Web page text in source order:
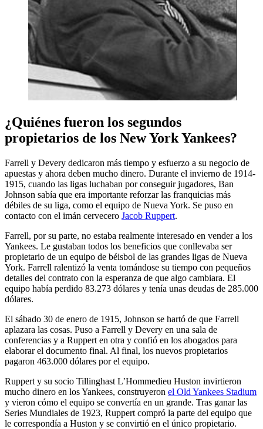
¿Quiénes fueron los segundos
propietarios de los New York Yankees?
Farrell y Devery dedicaron más tiempo y esfuerzo a su negocio de
apuestas y ahora deben mucho dinero. Durante el invierno de 1914-
1915, cuando las ligas luchaban por conseguir jugadores, Ban
Johnson sabía que era importante reforzar las franquicias más
débiles de su liga, como el equipo de Nueva York. Se puso en
contacto con el imán cervecero Jacob Ruppert.
Farrell, por su parte, no estaba realmente interesado en vender a los
Yankees. Le gustaban todos los beneficios que conllevaba ser
propietario de un equipo de béisbol de las grandes ligas de Nueva
York. Farrell ralentizó la venta tomándose su tiempo con pequeños
detalles del contrato con la esperanza de que algo cambiara. El
equipo había perdido 83.273 dólares y tenía unas deudas de 285.000
dólares.
El sábado 30 de enero de 1915, Johnson se hartó de que Farrell
aplazara las cosas. Puso a Farrell y Devery en una sala de
conferencias y a Ruppert en otra y confió en los abogados para
elaborar el documento final. Al final, los nuevos propietarios
pagaron 463.000 dólares por el equipo.
Ruppert y su socio Tillinghast L’Hommedieu Huston invirtieron
mucho dinero en los Yankees, construyeron el Old Yankees Stadium
y vieron cómo el equipo se convertía en un grande. Tras ganar las
Series Mundiales de 1923, Ruppert compró la parte del equipo que
le correspondía a Huston y se convirtió en el único propietario.